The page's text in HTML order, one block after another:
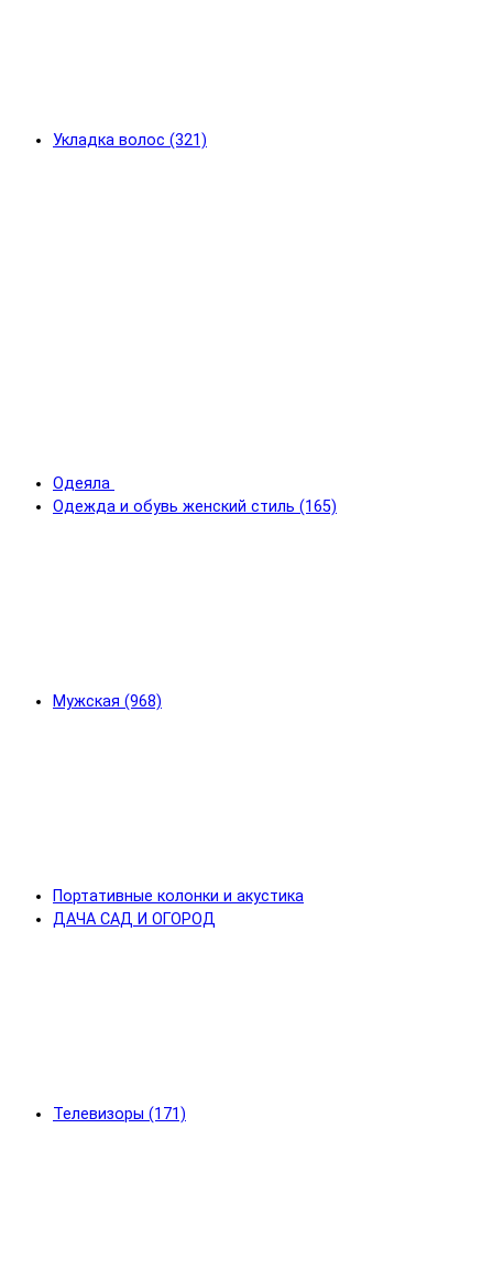
Укладка волос (321)
Одеяла
Одежда и обувь женский стиль (165)
Мужская (968)
Портативные колонки и акустика
ДАЧА САД И ОГОРОД
Телевизоры (171)